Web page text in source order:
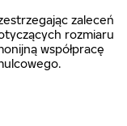
zaleceń
rozmiaru
współpracę